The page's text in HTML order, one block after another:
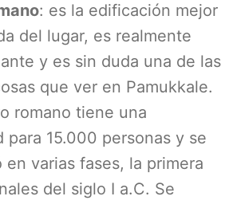
: es la edificación mejor
del lugar, es realmente
y es sin duda una de las
que ver en Pamukkale.
romano tiene una
para 15.000 personas y se
en varias fases, la primera
del siglo I a.C. Se